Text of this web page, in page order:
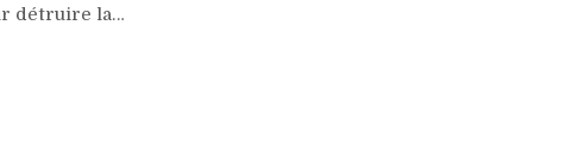
détruire la…